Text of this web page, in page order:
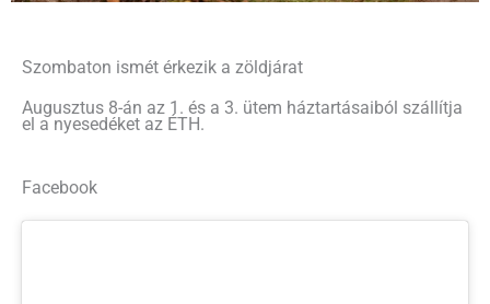
Szombaton ismét érkezik a zöldjárat
Augusztus 8-án az 1. és a 3. ütem háztartásaiból szállítja
el a nyesedéket az ÉTH.
Facebook